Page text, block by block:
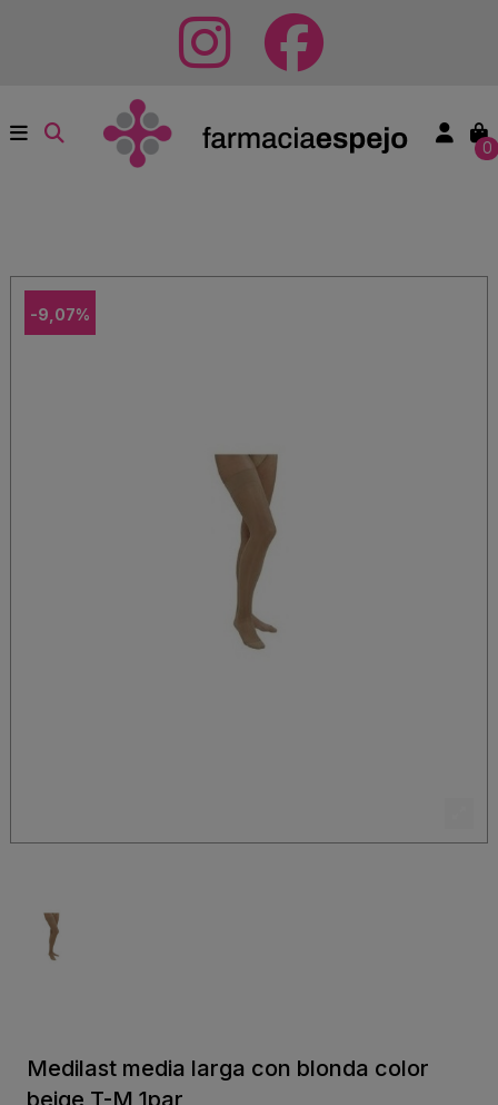
0
-9,07%
Medilast media larga con blonda color
beige T-M 1par